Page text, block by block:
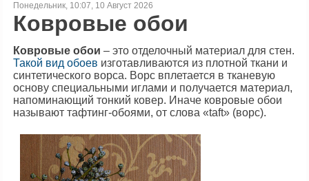
Понедельник, 10:07, 10 Август 2026
Ковровые обои
Ковровые обои – это отделочный материал для стен.
Такой вид обоев изготавливаются из плотной ткани и
синтетического ворса. Ворс вплетается в тканевую
основу специальными иглами и получается материал,
напоминающий тонкий ковер. Иначе ковровые обои
называют тафтинг-обоями, от слова «taft» (ворс).